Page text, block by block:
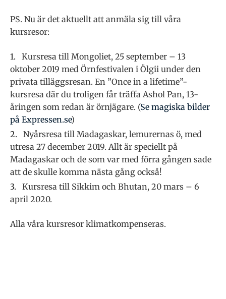
PS. Nu är det aktuellt att anmäla sig till våra
kursresor:
Kursresa till Mongoliet, 25 september – 13
oktober 2019 med Örnfestivalen i Ölgii under den
privata tilläggsresan. En ”Once in a lifetime”-
kursresa där du troligen får träffa Ashol Pan, 13-
åringen som redan är örnjägare. (Se magiska bilder
på Expressen.se)
Nyårsresa till Madagaskar, lemurernas ö, med
utresa 27 december 2019. Allt är speciellt på
Madagaskar och de som var med förra gången sade
att de skulle komma nästa gång också!
Kursresa till Sikkim och Bhutan, 20 mars – 6
april 2020.
Alla våra kursresor klimatkompenseras.